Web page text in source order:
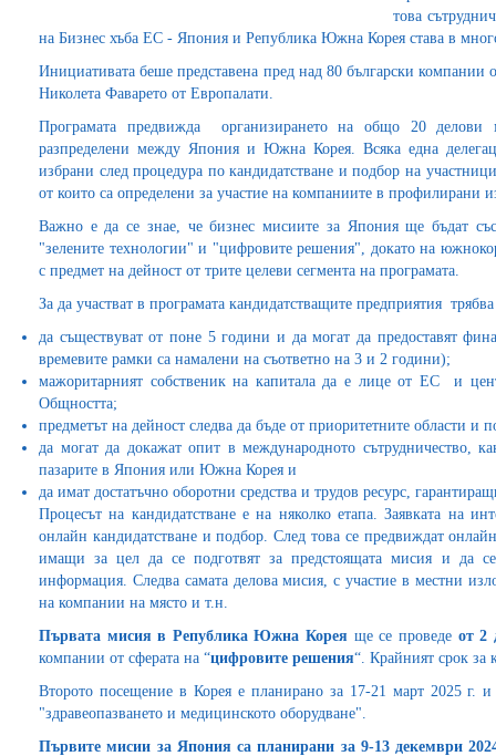
това
на Бизнес хъба ЕС - Япония и Република Южна Корея става в
Инициативата беше представена пред над 80 български компании
Николета Фаварето от Европалати.
Програмата предвижда организирането на общо 20
разпределени между Япония и Южна Корея. Всяка една
избрани след процедура по кандидатстване и подбор на
от които са определени за участие на компаниите в
Важно е да се знае, че бизнес мисиите за Япония ще бъдат
"зелените технологии" и "цифровите решения", докато на
с предмет на дейност от трите целеви сегмента на програмата.
За да участват в програмата кандидатстващите предприятия
да съществуват от поне 5 години и да могат да предоставят
времевите рамки са намалени на съответно на 3 и 2 години);
мажоритарният собственик на капитала да е лице от ЕС и
Общността;
предметът на дейност следва да бъде от приоритетните области и
да могат да докажат опит в международното сътрудничество,
пазарите в Япония или Южна Корея и
да имат достатъчно оборотни средства и трудов ресурс,
Процесът на кандидатстване е на няколко етапа. Заявката на
онлайн кандидатстване и подбор. След това се предвиждат
имащи за цел да се подготвят за предстоящата мисия и да
информация. Следва самата делова мисия, с участие в местни
на компании на място и т.н.
Първата мисия в Република Южна Корея ще се проведе от 2
компании от сферата на “цифровите решения“. Крайният срок за
Второто посещение в Корея е планирано за 17-21 март 2025 г.
"здравеопазването и медицинското оборудване".
Първите мисии за Япония са планирани за 9-13 декември